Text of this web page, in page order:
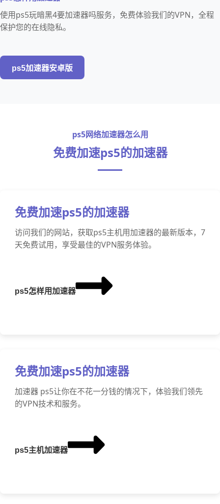
使用ps5玩暗黑4要加速器吗服务，免费体验我们的VPN，全程
保护您的在线隐私。
ps5加速器安卓版
ps5网络加速器怎么用
免费加速ps5的加速器
免费加速ps5的加速器
访问我们的网站，获取ps5主机用加速器的最新版本，7
天免费试用，享受最佳的VPN服务体验。
ps5怎样用加速器
免费加速ps5的加速器
加速器 ps5让你在不花一分钱的情况下，体验我们领先
的VPN技术和服务。
ps5主机加速器